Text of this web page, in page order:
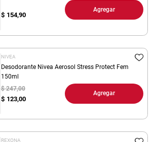
$ 154,90
Agregar
NIVEA
Desodorante Nivea Aerosol Stress Protect Fem
150ml
$ 123,00
$ 247,00
Agregar
REXONA